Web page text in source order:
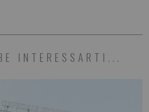
INTERESSARTI...